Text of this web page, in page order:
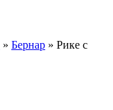
» Бернар » Рике с